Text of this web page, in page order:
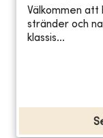
Välkommen att
stränder och
klassis...